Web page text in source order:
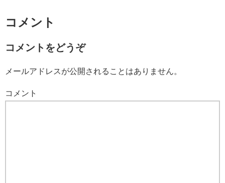
コメント
コメントをどうぞ
メールアドレスが公開されることはありません。
コメント